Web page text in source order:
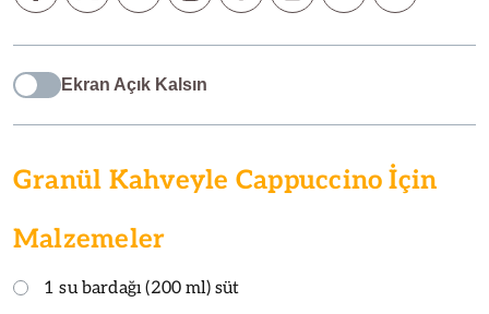
Ekran Açık Kalsın
Granül Kahveyle Cappuccino İçin
Malzemeler
1 su bardağı (200 ml) süt